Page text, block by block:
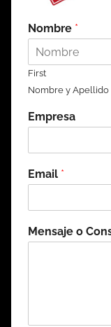
Nombre *
First
Nombre y Apellido
Empresa
Email *
Mensaje o